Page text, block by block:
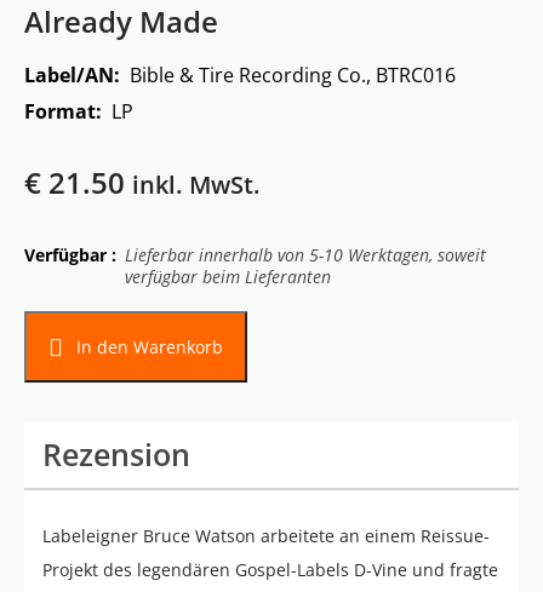
Already Made
Label/AN: Bible & Tire Recording Co., BTRC016
Format: LP
€ 21.50 inkl. MwSt.
Verfügbar : Lieferbar innerhalb von 5-10 Werktagen, soweit
verfügbar beim Lieferanten
In den Warenkorb
Rezension
Labeleigner Bruce Watson arbeitete an einem Reissue-
Projekt des legendären Gospel-Labels D-Vine und fragte